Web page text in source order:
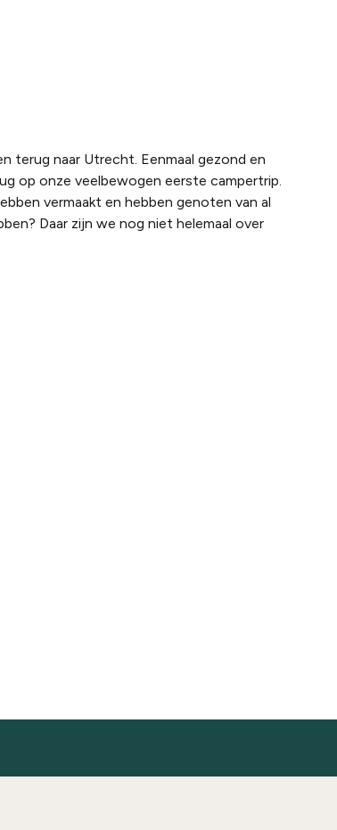
terug naar Utrecht. Eenmaal gezond en
op onze veelbewogen eerste campertrip.
vermaakt en hebben genoten van al
Daar zijn we nog niet helemaal over